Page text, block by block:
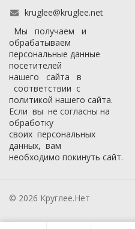
kruglee@kruglee.net
Мы получаем и
обрабатываем
персональные данные
посетителей
нашего сайта в
соответствии с
политикой нашего сайта.
Если вы не согласны на
обработку
своих персональных
данных, вам
необходимо покинуть сайт.
© 2026 Круглее.Нет